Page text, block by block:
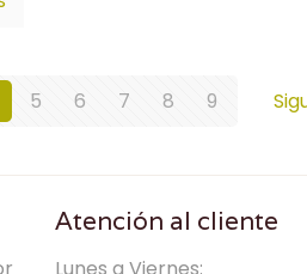
5 6 7 8 9
Atención al cliente